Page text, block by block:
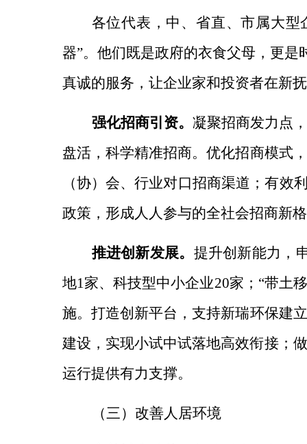
各位代表，中、省直、市属大型
器”。他们既是政府的衣食父母，更是
真诚的服务，让企业家和投资者在新
强化招商引资。 凝聚招商发力点
盘活，科学精准招商。优化招商模式，
（协）会、行业对口招商渠道；有
政策，形成人人参与的全社会招商新
推进创新发展。 提升创新能力，
地1家、科技型中小企业20家；“带土
施。 打造创新平台，支持新瑞环保建
建设，实现小试中试落地高效衔接；
运行提供有力支撑。
（三） 改善人居环境